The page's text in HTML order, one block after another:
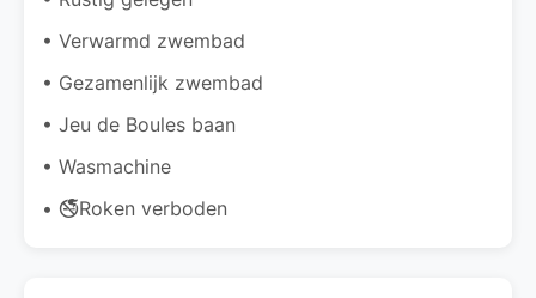
• Verwarmd zwembad
• Gezamenlijk zwembad
• Jeu de Boules baan
• Wasmachine
• 🚭Roken verboden